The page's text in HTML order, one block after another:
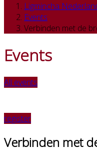
Ligmincha
Events
Verbinden met de
Events
All events
register
Verbinden met